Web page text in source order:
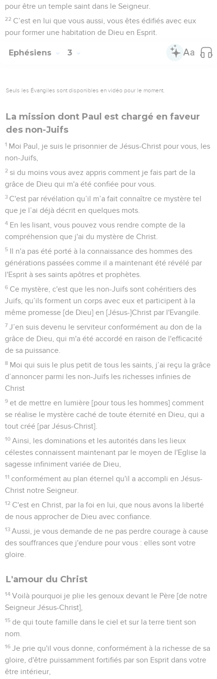
pour être un temple saint dans le Seigneur.
22 C’est en lui que vous aussi, vous êtes édifiés avec eux
pour former une habitation de Dieu en Esprit.
Ephésiens 3
Seuls les Évangiles sont disponibles en vidéo pour le moment.
La mission dont Paul est chargé en faveur
des non-Juifs
1 Moi Paul, je suis le prisonnier de Jésus-Christ pour vous, les
non-Juifs,
2 si du moins vous avez appris comment je fais part de la
grâce de Dieu qui m'a été confiée pour vous.
3 C'est par révélation qu’il m’a fait connaître ce mystère tel
que je l’ai déjà décrit en quelques mots.
4 En les lisant, vous pouvez vous rendre compte de la
compréhension que j'ai du mystère de Christ.
5 Il n'a pas été porté à la connaissance des hommes des
générations passées comme il a maintenant été révélé par
l'Esprit à ses saints apôtres et prophètes.
6 Ce mystère, c'est que les non-Juifs sont cohéritiers des
Juifs, qu’ils forment un corps avec eux et participent à la
même promesse [de Dieu] en [Jésus-]Christ par l'Evangile.
7 J’en suis devenu le serviteur conformément au don de la
grâce de Dieu, qui m'a été accordé en raison de l'efficacité
de sa puissance.
8 Moi qui suis le plus petit de tous les saints, j’ai reçu la grâce
d’annoncer parmi les non-Juifs les richesses infinies de
Christ
9 et de mettre en lumière [pour tous les hommes] comment
se réalise le mystère caché de toute éternité en Dieu, qui a
tout créé [par Jésus-Christ].
10 Ainsi, les dominations et les autorités dans les lieux
célestes connaissent maintenant par le moyen de l'Eglise la
sagesse infiniment variée de Dieu,
11 conformément au plan éternel qu'il a accompli en Jésus-
Christ notre Seigneur.
12 C'est en Christ, par la foi en lui, que nous avons la liberté
de nous approcher de Dieu avec confiance.
13 Aussi, je vous demande de ne pas perdre courage à cause
des souffrances que j'endure pour vous : elles sont votre
gloire.
L'amour du Christ
14 Voilà pourquoi je plie les genoux devant le Père [de notre
Seigneur Jésus-Christ],
15 de qui toute famille dans le ciel et sur la terre tient son
nom.
16 Je prie qu'il vous donne, conformément à la richesse de sa
gloire, d'être puissamment fortifiés par son Esprit dans votre
être intérieur,